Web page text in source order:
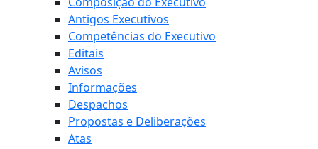
Antigos Executivos
Competências do Executivo
Editais
Avisos
Informações
Despachos
Propostas e Deliberações
Atas